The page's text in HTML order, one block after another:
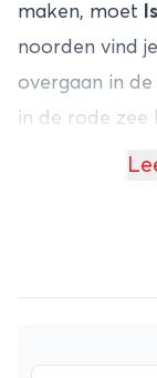
maken, moet
noorden vind
overgaan in
in de rode zee
voor twee,
en Tel Aviv.
Christelijke